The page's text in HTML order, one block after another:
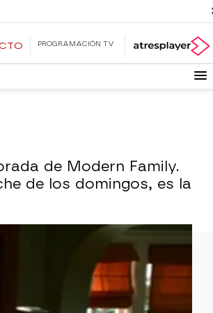
PROGRAMACIÓN TV
de Modern Family.
de los domingos, es la